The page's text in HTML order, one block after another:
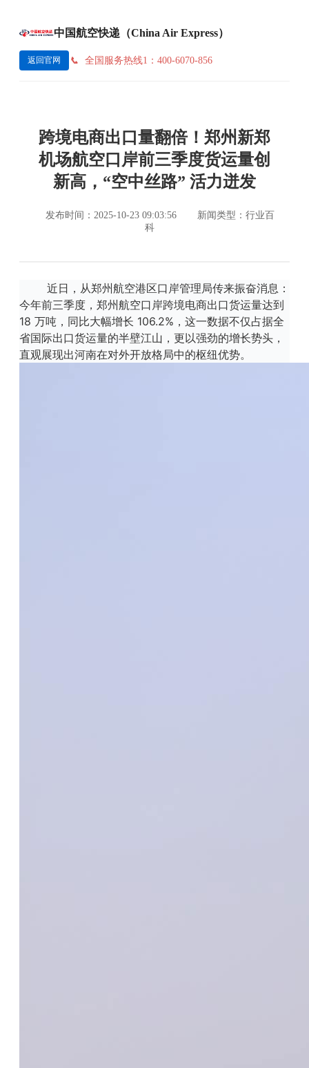
中国航空快递（China Air Express）
返回官网 全国服务热线1：400-6070-856
跨境电商出口量翻倍！郑州新郑
机场航空口岸前三季度货运量创
新高，“空中丝路” 活力迸发
发布时间：2025-10-23 09:03:56
新闻类型：行业百
科
近日，从郑州航空港区口岸管理局传来振奋消息：
今年前三季度，郑州航空口岸跨境电商出口货运量达到
18 万吨，同比大幅增长 106.2%，这一数据不仅占据全
省国际出口货运量的半壁江山，更以强劲的增长势头，
直观展现出河南在对外开放格局中的枢纽优势。